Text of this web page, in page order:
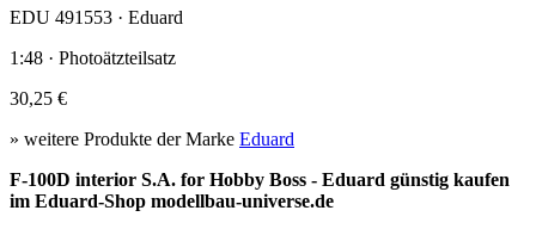
EDU 491553 · Eduard
1:48 · Photoätzteilsatz
30,25 €
» weitere Produkte der Marke Eduard
F-100D interior S.A. for Hobby Boss - Eduard günstig kaufen
im Eduard-Shop modellbau-universe.de